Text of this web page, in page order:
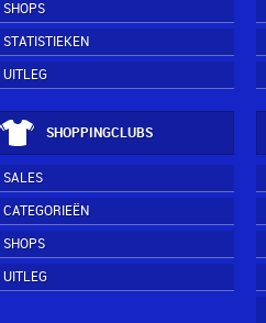
SHOPS
STATISTIEKEN
UITLEG
SHOPPINGCLUBS
SALES
CATEGORIEËN
SHOPS
UITLEG